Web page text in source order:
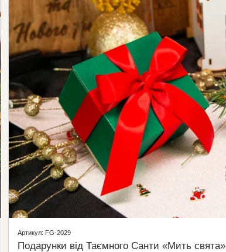
Артикул: FG-2029
Подарунки від Таємного Санти «Мить свята»